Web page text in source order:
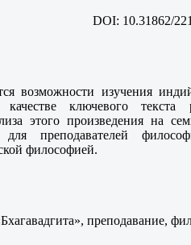
DOI: 10.31862/
возможности изучения
ключевого текста
этого произведения на
для преподавателей
философией.
преподавание,